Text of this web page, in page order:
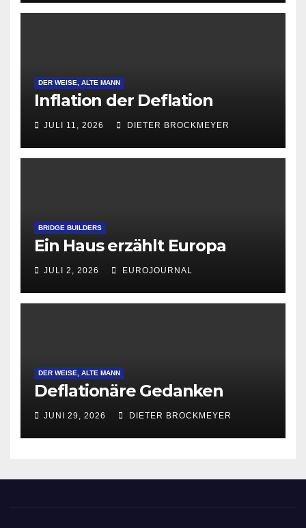
DER WEISE, ALTE MANN
Inflation der Deflation
JULI 11, 2026 DIETER BROCKMEYER
BRIDGE BUILDERS
Ein Haus erzählt Europa
JULI 2, 2026 EUROJOURNAL
DER WEISE, ALTE MANN
Deflationäre Gedanken
JUNI 29, 2026 DIETER BROCKMEYER